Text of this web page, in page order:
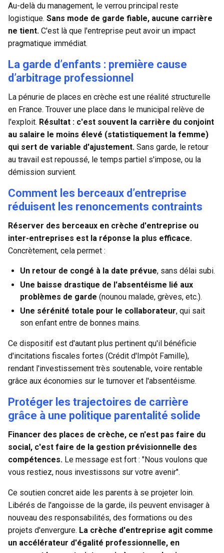
Au-delà du management, le verrou principal reste
logistique. Sans mode de garde fiable, aucune carrière
ne tient. C'est là que l'entreprise peut avoir un impact
pragmatique immédiat.
La garde d’enfants : première cause
d’arbitrage professionnel
La pénurie de places en crèche est une réalité structurelle
en France. Trouver une place dans le municipal relève de
l'exploit. Résultat : c'est souvent la carrière du conjoint
au salaire le moins élevé (statistiquement la femme)
qui sert de variable d'ajustement. Sans garde, le retour
au travail est repoussé, le temps partiel s'impose, ou la
démission survient.
Comment les berceaux d’entreprise
réduisent les renoncements contraints
Réserver des berceaux en crèche d'entreprise ou
inter-entreprises est la réponse la plus efficace.
Concrètement, cela permet :
Un retour de congé à la date prévue, sans délai subi.
Une baisse drastique de l'absentéisme lié aux
problèmes de garde (nounou malade, grèves, etc.).
Une sérénité totale pour le collaborateur, qui sait
son enfant entre de bonnes mains.
Ce dispositif est d'autant plus pertinent qu'il bénéficie
d'incitations fiscales fortes (Crédit d'Impôt Famille),
rendant l'investissement très soutenable, voire rentable
grâce aux économies sur le turnover et l'absentéisme.
Protéger les trajectoires de carrière
grâce à une politique parentalité solide
Financer des places de crèche, ce n'est pas faire du
social, c'est faire de la gestion prévisionnelle des
compétences. Le message est fort : "Nous voulons que
vous restiez, nous investissons sur votre avenir".
Ce soutien concret aide les parents à se projeter loin.
Libérés de l'angoisse de la garde, ils peuvent envisager à
nouveau des responsabilités, des formations ou des
projets d'envergure. La crèche d'entreprise agit comme
un accélérateur d'égalité professionnelle, en